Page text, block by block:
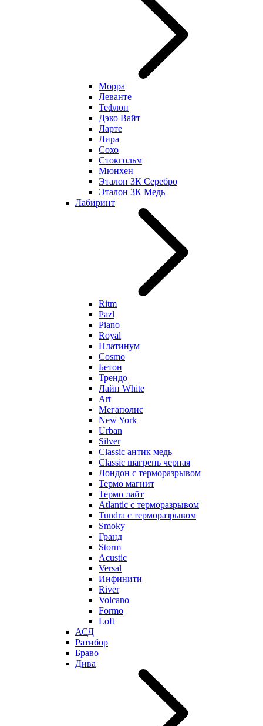
Морра
Леванте
Тефлон
Дэко Вайт
Ларте
Лира
Сохо
Стокгольм
Мюнхен
Эталон 3К Серебро
Эталон 3К Медь
Лабиринт
Ritm
Pazl
Piano
Royal
Платинум
Cosmo
Бетон
Трендо
Лайн White
Art
Мегаполис
New York
Urban
Silver
Classic антик медь
Classic шагрень черная
Лондон с терморазрывом
Термо магнит
Термо лайт
Atlantic с терморазрывом
Tundra с терморазрывом
Smoky
Гранд
Storm
Acustic
Versal
Инфинити
River
Volcano
Formo
Loft
АСД
Ратибор
Браво
Дива